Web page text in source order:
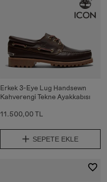
Erkek 3-Eye Lug Handsewn
Kahverengi Tekne Ayakkabısı
11.500,00 TL
SEPETE EKLE